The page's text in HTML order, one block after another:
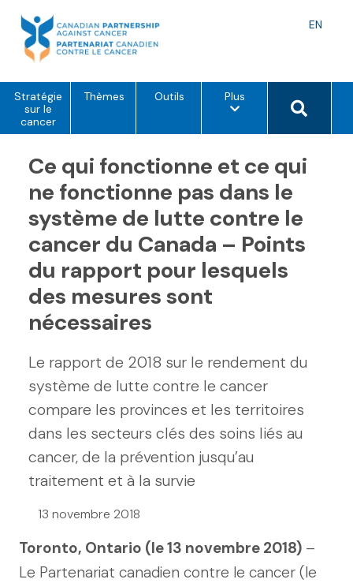
content
EN
Stratégie
sur le
cancer
Thèmes Outils Pluso
i
s
e
m
e
n
u
Search
Ce qui fonctionne et ce qui
ne fonctionne pas dans le
système de lutte contre le
cancer du Canada – Points
du rapport pour lesquels
des mesures sont
nécessaires
Le rapport de 2018 sur le rendement du
système de lutte contre le cancer
compare les provinces et les territoires
dans les secteurs clés des soins liés au
cancer, de la prévention jusqu’au
traitement et à la survie
13 novembre 2018
Toronto, Ontario (le 13 novembre 2018) –
Le Partenariat canadien contre le cancer (le